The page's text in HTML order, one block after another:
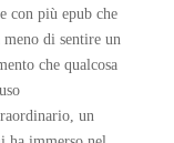
con più epub che
di sentire un
che qualcosa
un